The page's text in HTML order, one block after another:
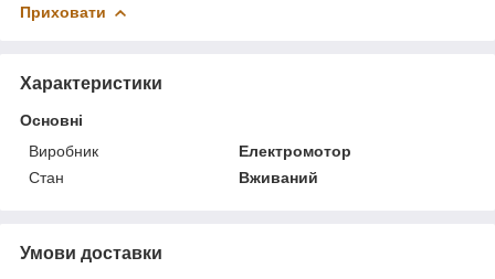
Приховати
Характеристики
Основні
Виробник
Електромотор
Стан
Вживаний
Умови доставки